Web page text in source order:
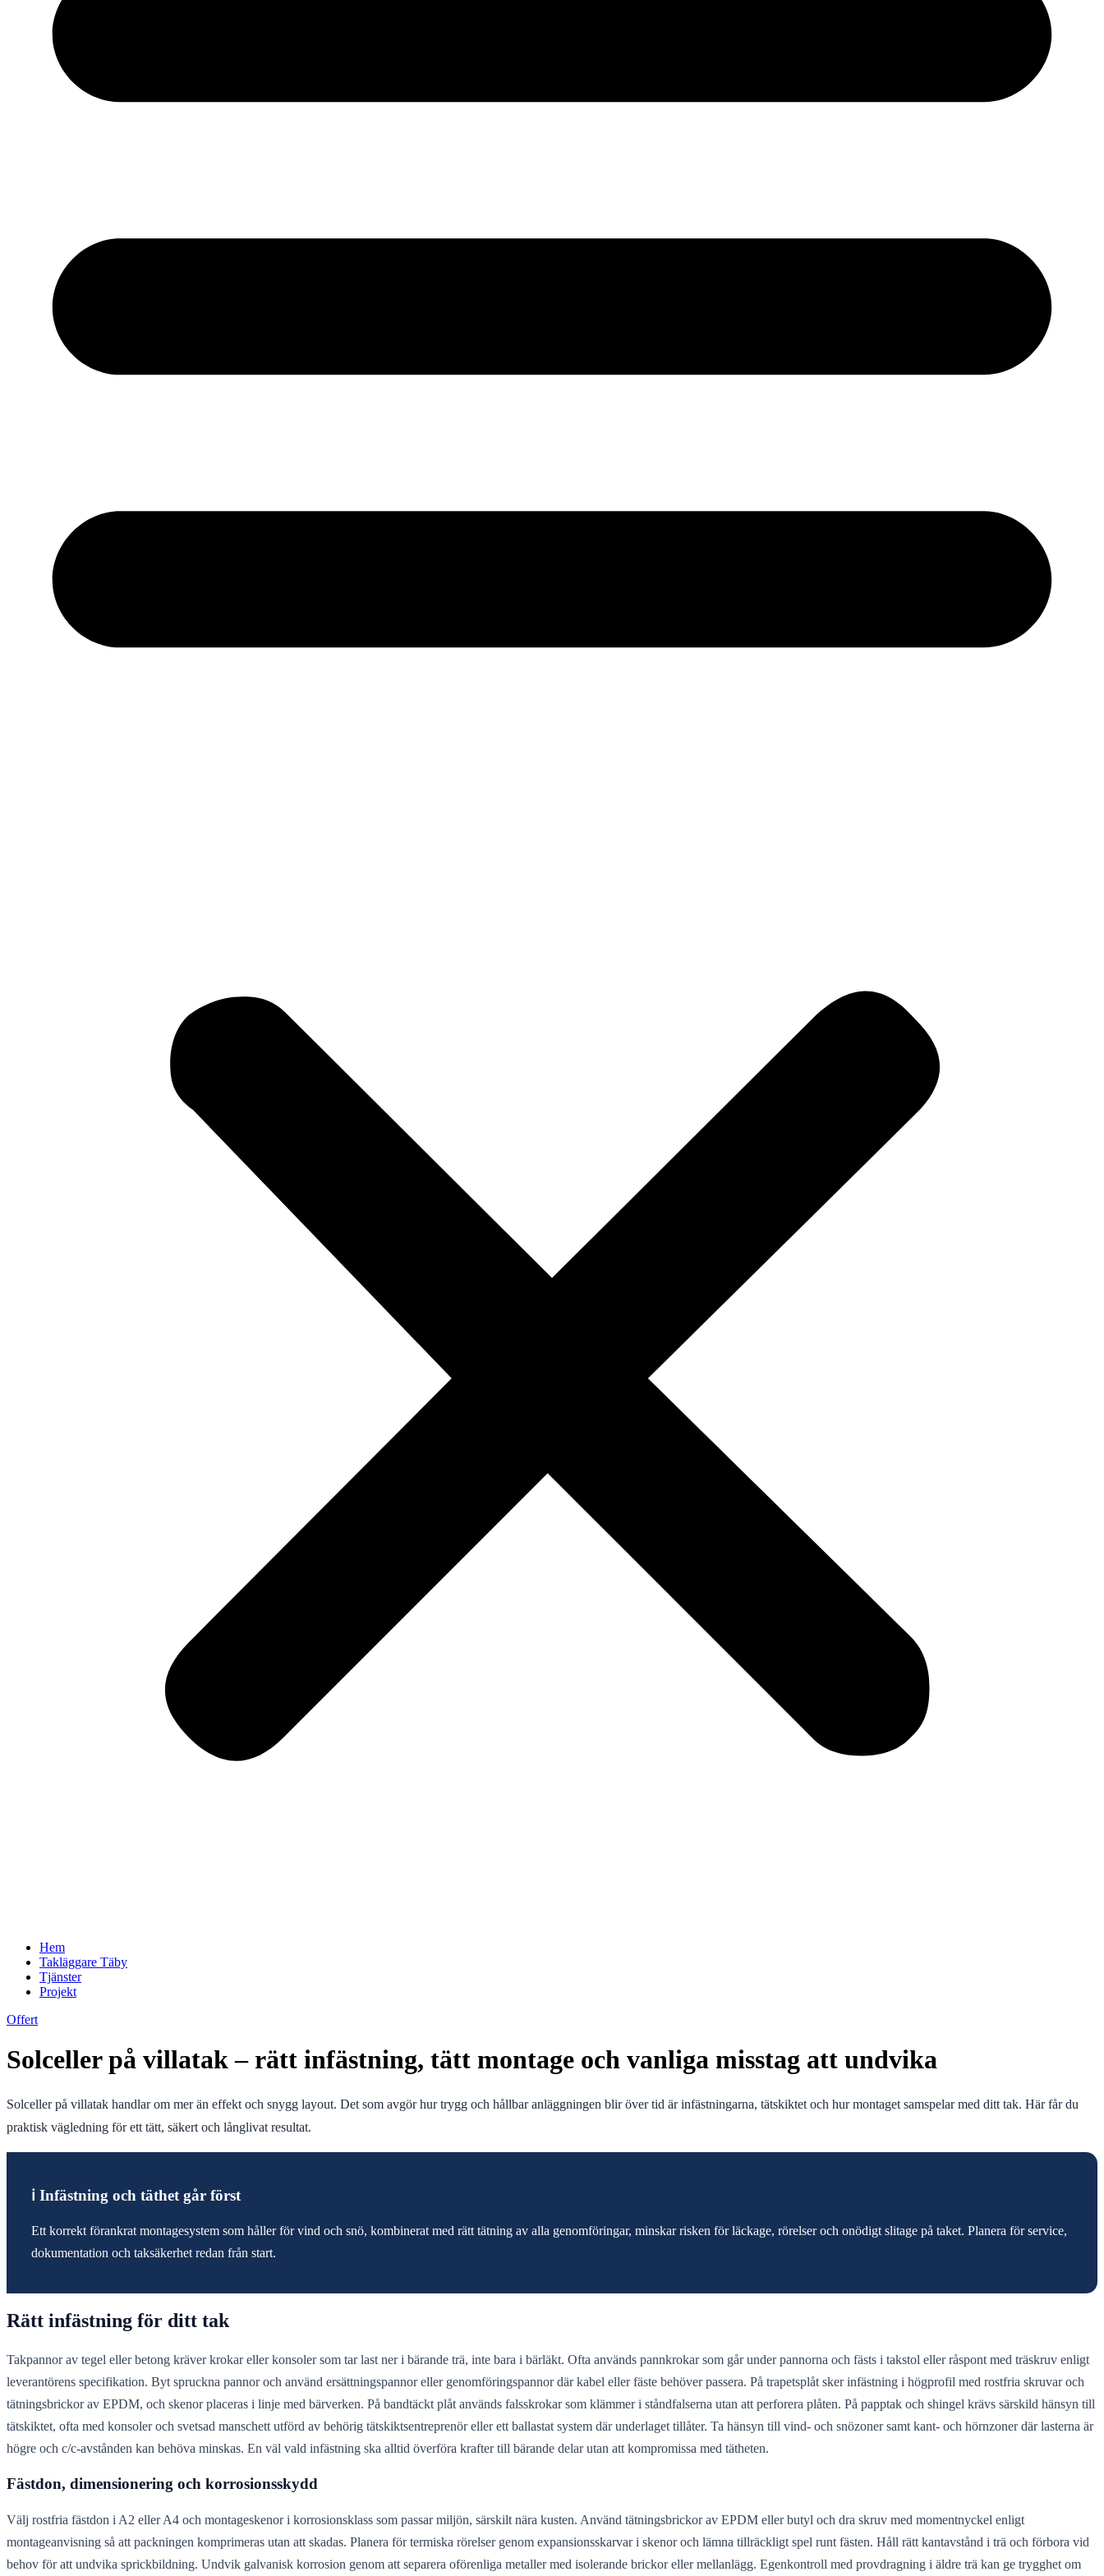
Hem
Takläggare Täby
Tjänster
Projekt
Offert
Solceller på villatak – rätt infästning, tätt montage och vanliga misstag att undvika
Solceller på villatak handlar om mer än effekt och snygg layout. Det som avgör hur trygg och hållbar anläggningen blir över tid är infästningarna, tätskiktet och hur montaget samspelar med ditt tak. Här får du
praktisk vägledning för ett tätt, säkert och långlivat resultat.
ℹ️ Infästning och täthet går först
Ett korrekt förankrat montagesystem som håller för vind och snö, kombinerat med rätt tätning av alla genomföringar, minskar risken för läckage, rörelser och onödigt slitage på taket. Planera för service,
dokumentation och taksäkerhet redan från start.
Rätt infästning för ditt tak
Takpannor av tegel eller betong kräver krokar eller konsoler som tar last ner i bärande trä, inte bara i bärläkt. Ofta används pannkrokar som går under pannorna och fästs i takstol eller råspont med träskruv enligt
leverantörens specifikation. Byt spruckna pannor och använd ersättningspannor eller genomföringspannor där kabel eller fäste behöver passera. På trapetsplåt sker infästning i högprofil med rostfria skruvar och
tätningsbrickor av EPDM, och skenor placeras i linje med bärverken. På bandtäckt plåt används falsskrokar som klämmer i ståndfalserna utan att perforera plåten. På papptak och shingel krävs särskild hänsyn till
tätskiktet, ofta med konsoler och svetsad manschett utförd av behörig tätskiktsentreprenör eller ett ballastat system där underlaget tillåter. Ta hänsyn till vind- och snözoner samt kant- och hörnzoner där lasterna är
högre och c/c-avstånden kan behöva minskas. En väl vald infästning ska alltid överföra krafter till bärande delar utan att kompromissa med tätheten.
Fästdon, dimensionering och korrosionsskydd
Välj rostfria fästdon i A2 eller A4 och montageskenor i korrosionsklass som passar miljön, särskilt nära kusten. Använd tätningsbrickor av EPDM eller butyl och dra skruv med momentnyckel enligt
montageanvisning så att packningen komprimeras utan att skadas. Planera för termiska rörelser genom expansionsskarvar i skenor och lämna tillräckligt spel runt fästen. Håll rätt kantavstånd i trä och förbora vid
behov för att undvika sprickbildning. Undvik galvanisk korrosion genom att separera oförenliga metaller med isolerande brickor eller mellanlägg. Egenkontroll med provdragning i äldre trä kan ge trygghet om